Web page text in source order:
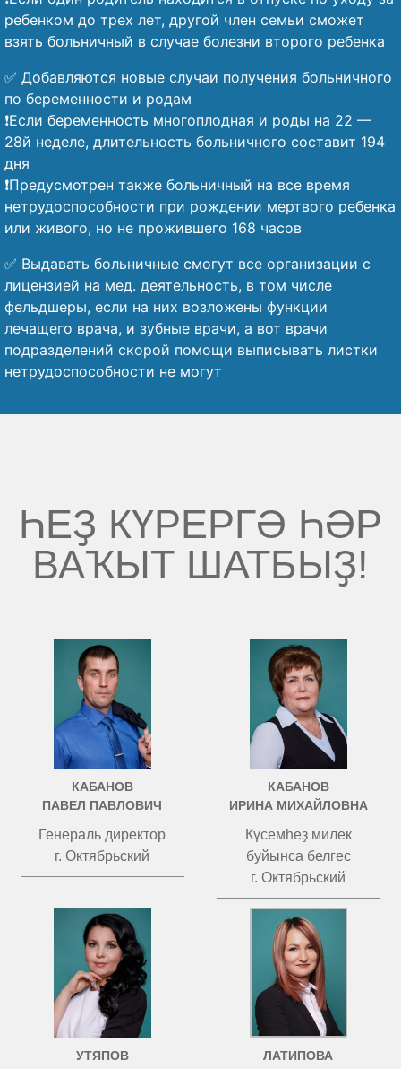
ребенком до трех лет, другой член семьи сможет
взять больничный в случае болезни второго ребенка
✅ Добавляются новые случаи получения больничного
по беременности и родам
❗Если беременность многоплодная и роды на 22 —
28й неделе, длительность больничного составит 194
дня
❗Предусмотрен также больничный на все время
нетрудоспособности при рождении мертвого ребенка
или живого, но не прожившего 168 часов
✅ Выдавать больничные смогут все организации с
лицензией на мед. деятельность, в том числе
фельдшеры, если на них возложены функции
лечащего врача, и зубные врачи, а вот врачи
подразделений скорой помощи выписывать листки
нетрудоспособности не могут
ҺЕҘ КҮРЕРГӘ ҺӘР
ВАҠЫТ ШАТБЫҘ!
КАБАНОВ
ПАВЕЛ ПАВЛОВИЧ
Генераль директор
г. Октябрьский
КАБАНОВ
ИРИНА МИХАЙЛОВНА
Күсемһеҙ милек
буйынса белгес
г. Октябрьский
УТЯПОВ
ЛАТИПОВА